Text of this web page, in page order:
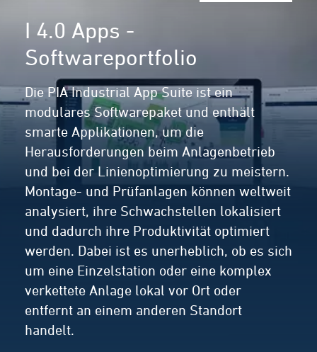
I 4.0 Apps -
Softwareportfolio
Die PIA Industrial App Suite ist ein
modulares Softwarepaket und enthält
smarte Applikationen, um die
Herausforderungen beim Anlagenbetrieb
und bei der Linienoptimierung zu meistern.
Montage- und Prüfanlagen können weltweit
analysiert, ihre Schwachstellen lokalisiert
und dadurch ihre Produktivität optimiert
werden. Dabei ist es unerheblich, ob es sich
um eine Einzelstation oder eine komplex
verkettete Anlage lokal vor Ort oder
entfernt an einem anderen Standort
handelt.